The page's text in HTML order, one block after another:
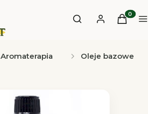
Otwórz
Szukaj Zaloguj sięKoszyk
Aromaterapia Oleje bazowe